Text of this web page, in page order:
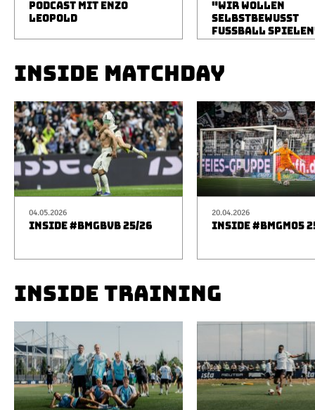
PODCAST MIT ENZO
LEOPOLD
"WIR WOLLEN
SELBSTBEWUSST
FUSSBALL
INSIDE MATCHDAY
04.05.2026
INSIDE #BMGBVB 25/26
20.04.2026
INSIDE #BMGM05
INSIDE TRAINING